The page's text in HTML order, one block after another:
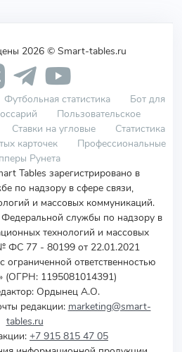
2026 © Smart-tables.ru
Футбольная статистика
Бот для
Пользовательское
Ставки на угловые
Статистика
карточек
Профессиональные
Рунета
Tables зарегистрировано в
по надзору в сфере связи,
и массовых коммуникаций.
службы по надзору в
технологий и массовых
ФС 77 - 80199 от 22.01.2021
ограниченной ответственностью
(ОГРН: 1195081014391)
Ордынец А.О.
редакции: marketing@smart-
tables.ru
+7 915 815 47 05